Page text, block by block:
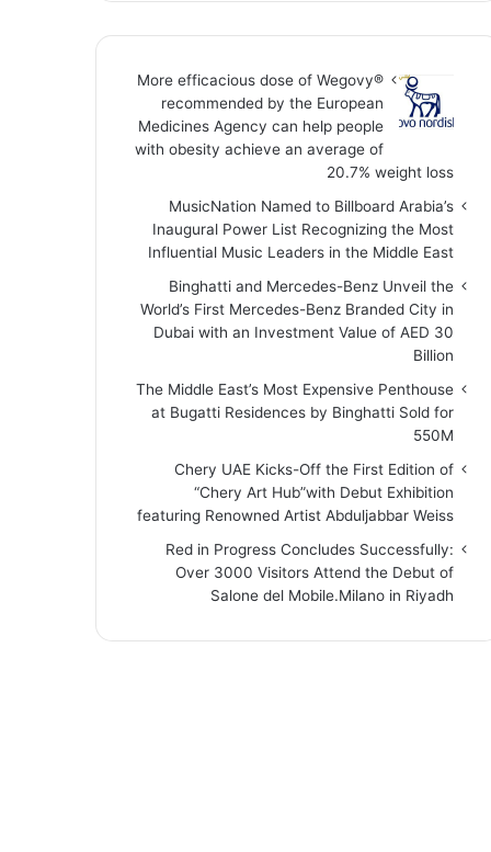
More efficacious dose of Wegovy®️
recommended by the European
Medicines Agency can help people
with obesity achieve an average of
20.7% weight loss
MusicNation Named to Billboard Arabia’s
Inaugural Power List Recognizing the Most
Influential Music Leaders in the Middle East
Binghatti and Mercedes-Benz Unveil the
World’s First Mercedes-Benz Branded City in
Dubai with an Investment Value of AED 30
Billion
The Middle East’s Most Expensive Penthouse
at Bugatti Residences by Binghatti Sold for
550M
Chery UAE Kicks-Off the First Edition of
“Chery Art Hub”with Debut Exhibition
featuring Renowned Artist Abduljabbar Weiss
Red in Progress Concludes Successfully:
Over 3000 Visitors Attend the Debut of
Salone del Mobile.Milano in Riyadh